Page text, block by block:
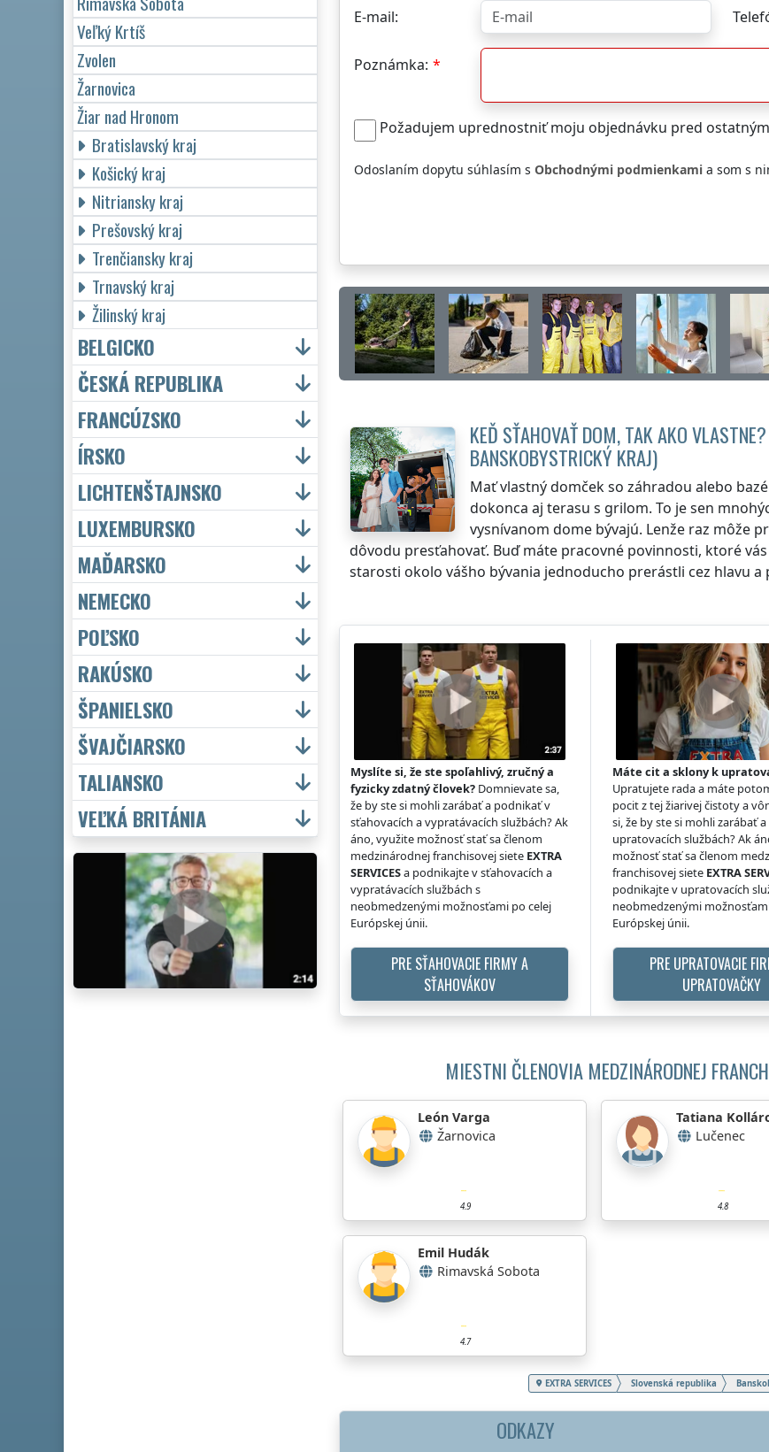
E-mail:
Poznámka:
Požadujem uprednostniť moju objednávku pred
Odoslaním dopytu súhlasím s Obchodnými podmienkami a som s
KEĎ SŤAHOVAŤ DOM, TAK AKO
BANSKOBYSTRICKÝ KRAJ)
Mať vlastný domček so záhradou alebo
dokonca aj terasu s grilom. To je sen
vysnívanom dome bývajú. Lenže raz môže
dôvodu presťahovať. Buď máte pracovné povinnosti, ktoré
starosti okolo vášho bývania jednoducho prerástli cez hlavu a
Myslíte si, že ste spoľahlivý, zručný a
fyzicky zdatný človek? Domnievate sa,
že by ste si mohli zarábať a podnikať v
sťahovacích a vypratávacích službách? Ak
áno, využite možnosť stať sa členom
medzinárodnej franchisovej siete EXTRA
SERVICESa podnikajte v sťahovacích a
vypratávacích službách s
neobmedzenými možnosťami po celej
Európskej únii.
PRE SŤAHOVACIE FIRMY A
SŤAHOVÁKOV
Máte cit a sklony k
Upratujete rada a máte
pocit z tej žiarivej čistoty a
si, že by ste si mohli zarábať
upratovacích službách? Ak
možnosť stať sa členom
franchisovej siete EXTRA
podnikajte v upratovacích
neobmedzenými
Európskej únii.
PRE UPRATOVACIE
UPRATOVAČKY
MIESTNI ČLENOVIA MEDZINÁRODNEJ
León Varga
Žarnovica
4.9
Tatiana
Lučenec
4.8
Emil Hudák
Rimavská Sobota
4.7
EXTRA SERVICES Slovenská republika
ODKAZY
Veľký Krtíš
Zvolen
Žarnovica
Žiar nad Hronom
Bratislavský kraj
Košický kraj
Nitriansky kraj
Prešovský kraj
Trenčiansky kraj
Trnavský kraj
Žilinský kraj
BELGICKO
ČESKÁ REPUBLIKA
FRANCÚZSKO
ÍRSKO
LICHTENŠTAJNSKO
LUXEMBURSKO
MAĎARSKO
NEMECKO
POĽSKO
RAKÚSKO
ŠPANIELSKO
ŠVAJČIARSKO
TALIANSKO
VEĽKÁ BRITÁNIA